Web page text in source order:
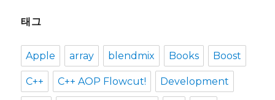
태그
Apple array blendmix Books Boost
C++ C++ AOP Flowcut! Development